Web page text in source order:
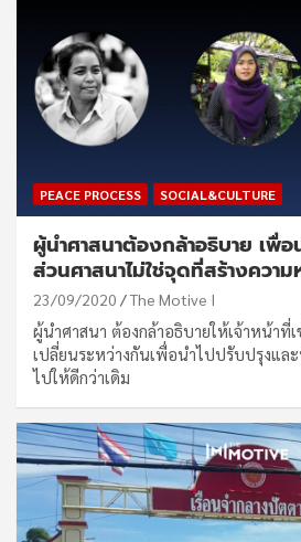
PEACE PROCESS SOCIAL&CULTURE
ผู้นำศาสนาต้องกล้าอธิบาย เพื่
ส่วนศาสนาไม่ใช่จุดที่สร้างความ
23/09/2020 The Motive I
ผู้นำศาสนา ต้องกล้าอธิบายให้เจ้าหน้าที่
เปลี่ยนระหว่างกันเพื่อนำไปปรับปรุงแล
ไปให้ดีกว่าเดิม